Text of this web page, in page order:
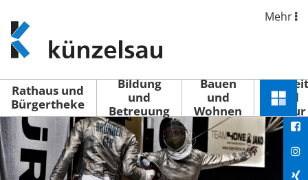
www.kuenzelsau.de
(zur
Startseite)
Mehr
Rathaus und
Bürgertheke
Bildung
und
Betreuung
Bauen
und
Wohnen
Freizeit
und
Kultur
Menü